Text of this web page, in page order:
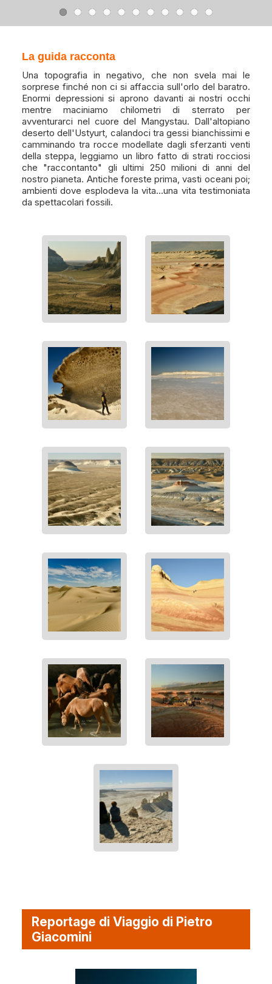
La guida racconta
Una topografia in negativo, che non svela mai le
sorprese finché non ci si affaccia sull'orlo del baratro.
Enormi depressioni si aprono davanti ai nostri occhi
mentre maciniamo chilometri di sterrato per
avventurarci nel cuore del Mangystau. Dall'altopiano
deserto dell'Ustyurt, calandoci tra gessi bianchissimi e
camminando tra rocce modellate dagli sferzanti venti
della steppa, leggiamo un libro fatto di strati rocciosi
che "raccontanto" gli ultimi 250 milioni di anni del
nostro pianeta. Antiche foreste prima, vasti oceani poi;
ambienti dove esplodeva la vita...una vita testimoniata
da spettacolari fossili.
Reportage di Viaggio di Pietro
Giacomini